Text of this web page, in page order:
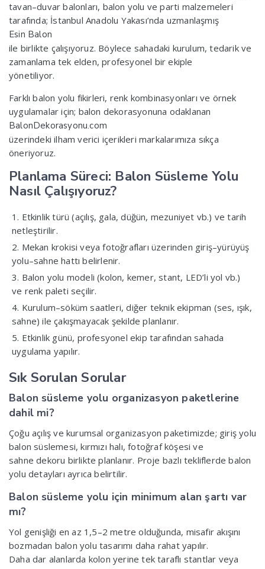
tavan–duvar balonları, balon yolu ve parti malzemeleri
tarafında; İstanbul Anadolu Yakası’nda uzmanlaşmış
Esin Balon
ile birlikte çalışıyoruz. Böylece sahadaki kurulum, tedarik ve
zamanlama tek elden, profesyonel bir ekiple
yönetiliyor.
Farklı balon yolu fikirleri, renk kombinasyonları ve örnek
uygulamalar için; balon dekorasyonuna odaklanan
BalonDekorasyonu.com
üzerindeki ilham verici içerikleri markalarımıza sıkça
öneriyoruz.
Planlama Süreci: Balon Süsleme Yolu
Nasıl Çalışıyoruz?
Etkinlik türü (açılış, gala, düğün, mezuniyet vb.) ve tarih
netleştirilir.
Mekan krokisi veya fotoğrafları üzerinden giriş–yürüyüş
yolu–sahne hattı belirlenir.
Balon yolu modeli (kolon, kemer, stant, LED’li yol vb.)
ve renk paleti seçilir.
Kurulum–söküm saatleri, diğer teknik ekipman (ses, ışık,
sahne) ile çakışmayacak şekilde planlanır.
Etkinlik günü, profesyonel ekip tarafından sahada
uygulama yapılır.
Sık Sorulan Sorular
Balon süsleme yolu organizasyon paketlerine
dahil mi?
Çoğu açılış ve kurumsal organizasyon paketimizde; giriş yolu
balon süslemesi, kırmızı halı, fotoğraf köşesi ve
sahne dekoru birlikte planlanır. Proje bazlı tekliflerde balon
yolu detayları ayrıca belirtilir.
Balon süsleme yolu için minimum alan şartı var
mı?
Yol genişliği en az 1,5–2 metre olduğunda, misafir akışını
bozmadan balon yolu tasarımı daha rahat yapılır.
Daha dar alanlarda kolon yerine tek taraflı stantlar veya